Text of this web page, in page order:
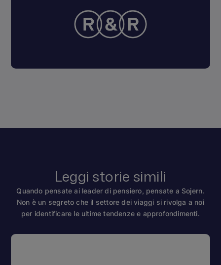
Leggi storie simili
Quando pensate ai leader di pensiero, pensate a Sojern.
Non è un segreto che il settore dei viaggi si rivolga a noi
per identificare le ultime tendenze e approfondimenti.